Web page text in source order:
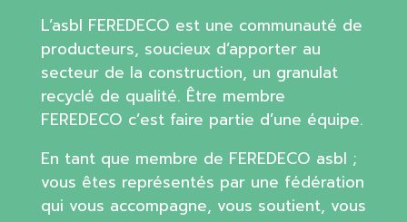
L’asbl FEREDECO est une communauté de
producteurs, soucieux d’apporter au
secteur de la construction, un granulat
recyclé de qualité. Être membre
FEREDECO c’est faire partie d’une équipe.
En tant que membre de FEREDECO asbl ;
vous êtes représentés par une fédération
qui vous accompagne, vous soutient, vous